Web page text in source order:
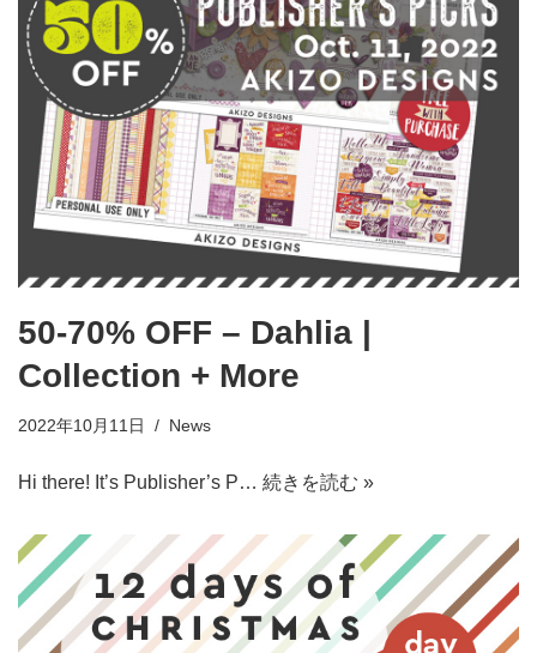
50-70% OFF – Dahlia |
Collection + More
2022年10月11日 News
Hi there! It’s Publisher’s P… 続きを読む »